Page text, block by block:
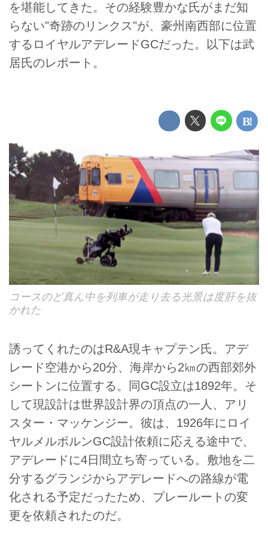
を堪能してきた。その経験豊かな氏がまだ知
らない"奇跡のリンクス"が、豪州南西部に位置
するロイヤルアデレードGCだった。以下は武
居氏のレポート。
コースのど真ん中を列車が走り去る光景は度肝を抜
かれた
誘ってくれたのはR&A現キャプテン氏。アデ
レード空港から20分、海岸から2㎞の西部郊外
シートンに位置する。同GC設立は1892年。そ
して現設計は世界設計界の頂点の一人、アリ
スター・マッケンジー。彼は、1926年にロイ
ヤルメルボルンGC設計依頼に応える途中で、
アデレードに4日間立ち寄っている。敷地を二
分するグランジからアデレードへの路線が電
化される予定だったため、プレールートの変
更を依頼されたのだ。